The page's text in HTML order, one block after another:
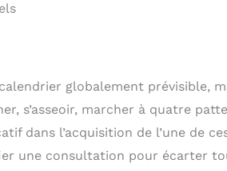
devoirs. Emportez-les
avec vous : ces protège-
oreilles compacts et
ranger et à transporter.
Ils sont toujours prêts à
globalement prévisible,
s’asseoir, marcher à quatre
dans l’acquisition de l’une de
une consultation pour écarter